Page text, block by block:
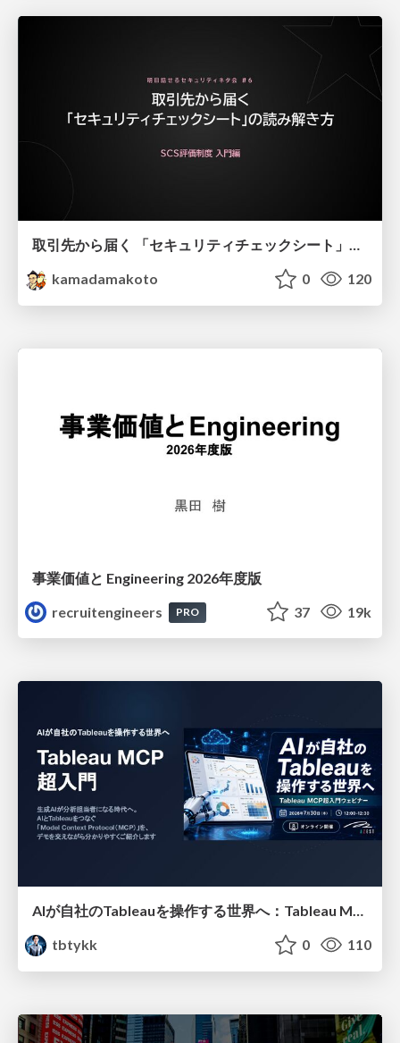
取引先から届く 「セキュリティチェックシート」の読み解き方
kamadamakoto
0 120
事業価値と Engineering 2026年度版
recruitengineers
PRO 37 19k
AIが自社のTableauを操作する世界へ：Tableau MCP超入門
tbtykk
0 110